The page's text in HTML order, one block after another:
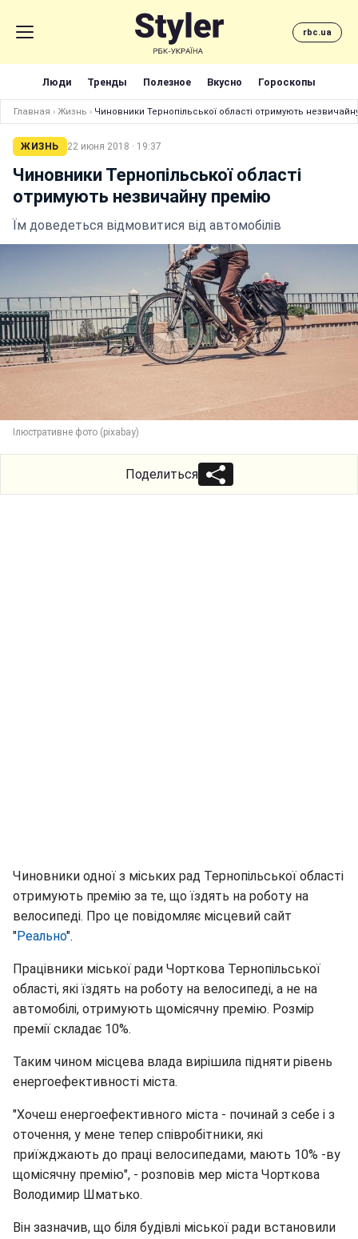
rbc.ua
Люди Тренды Полезное Вкусно Гороскопы
Главная › Жизнь › Чиновники Тернопільської області отримують
ЖИЗНЬ 22 июня 2018 · 19:37
Чиновники Тернопільської області
отримують незвичайну премію
Їм доведеться відмовитися від автомобілів
Ілюстративне фото (pixabay)
Поделиться
Чиновники одної з міських рад Тернопільської області
отримують премію за те, що їздять на роботу на
велосипеді. Про це повідомляє місцевий сайт
"Реально".
Працівники міської ради Чорткова Тернопільської
області, які їздять на роботу на велосипеді, а не на
автомобілі, отримують щомісячну премію. Розмір
премії складає 10%.
Таким чином місцева влада вирішила підняти рівень
енергоефективності міста.
"Хочеш енергоефективного міста - починай з себе і з
оточення, у мене тепер співробітники, які
приїжджають до праці велосипедами, мають 10% -ву
щомісячну премію", - розповів мер міста Чорткова
Володимир Шматько.
Він зазначив, що біля будівлі міської ради встановили